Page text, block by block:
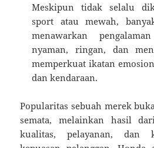
Meskipun tidak selalu
sport atau mewah,
menawarkan
nyaman, ringan, dan
memperkuat ikatan
dan kendaraan.
Popularitas sebuah merek
semata, melainkan hasil
kualitas, pelayanan, dan